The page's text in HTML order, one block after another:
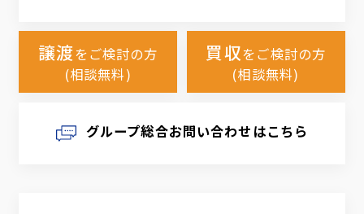
譲渡をご検討の方
(相談無料)
買収をご検討の方
(相談無料)
グループ総合お問い合わせはこちら